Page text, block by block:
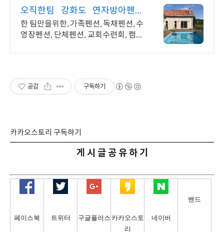
오직한팀 강화도 연자방아펜션
수영장,와이파이,노래방 완비
한 팀만을위한, 가족펜션, 독채펜션, 수
영장펜션, 단체펜션, 교회수련회, 캠핑
공감 구독하기
카카오스토리 구독하기
게 시 글 공 유 하 기
페이스북 트위터 구글플러스 카카오스토
리
네이버
밴드